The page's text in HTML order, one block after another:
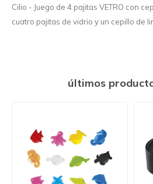
Cilio - Juego de 4 pajitas VETRO con
cuatro pajitas de vidrio y un cepillo de
últimos